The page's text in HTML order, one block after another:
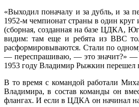
«Выходил поначалу и за дубль, и за
1952-м чемпионат страны в один
(сборная, созданная на базе ЦДКА,
видим: там еще и ребята из ВВС
расформировываются. Стали по
— переспрашиваю, — это значит?» —
1953 году Владимир Рыжкин перешел
В то время с командой работали
Владимира, в состав команды он
флангах. И если в ЦДКА он начинал